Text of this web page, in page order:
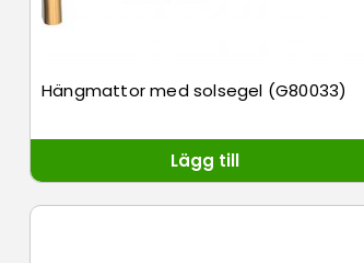
Hängmattor med solsegel (G80033)
Lägg till